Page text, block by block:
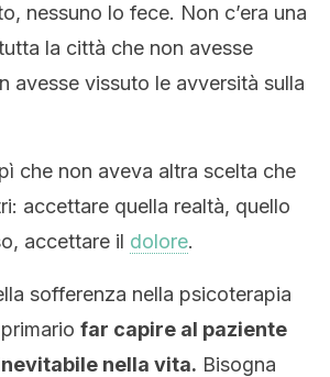
nessuno lo fece. Non c’era una
la città che non avesse
avesse vissuto le avversità sulla
che non aveva altra scelta che
accettare quella realtà, quello
accettare il dolore.
sofferenza nella psicoterapia
far capire al paziente
nella vita. Bisogna